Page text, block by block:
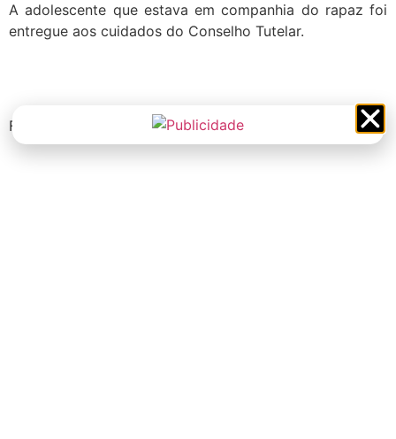
A adolescente que estava em companhia do rapaz foi
entregue aos cuidados do Conselho Tutelar.
Fonte: Patos Hoje